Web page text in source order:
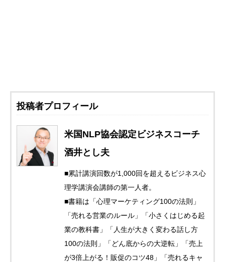
投稿者プロフィール
米国NLP協会認定ビジネスコーチ
酒井とし夫
■累計講演回数が1,000回を超えるビジネス心
理学講演会講師の第一人者。
■書籍は「心理マーケティング100の法則」
「売れる営業のルール」「小さくはじめる起
業の教科書」「人生が大きく変わる話し方
100の法則」「どん底からの大逆転」「売上
が3倍上がる！販促のコツ48」「売れるキャ